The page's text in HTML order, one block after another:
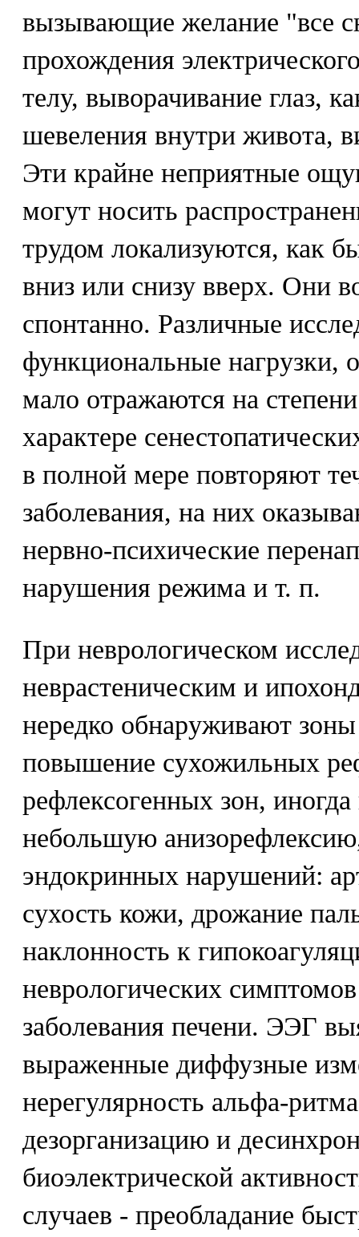
вызывающие желание "все
прохождения
телу, выворачивание глаз,
шевеления внутри живота,
Эти крайне неприятные
могут носить
трудом локализуются, как
вниз или снизу вверх. Они
спонтанно. Различные
функциональные нагрузки,
мало отражаются на
характере
в полной мере повторяют
заболевания, на них
нервно-психические
нарушения режима и т. п.
При неврологическом
неврастеническим и
нередко обнаруживают
повышение сухожильных
рефлексогенных зон,
небольшую
эндокринных нарушений:
сухость кожи, дрожание
наклонность к
неврологических
заболевания печени. ЭЭГ
выраженные диффузные
нерегулярность альфа-
дезорганизацию и
биоэлектрической
случаев - преобладание